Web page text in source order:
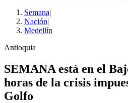
Semana|
Nación|
Medellín
Antioquia
SEMANA está en el
horas de la crisis
Golfo